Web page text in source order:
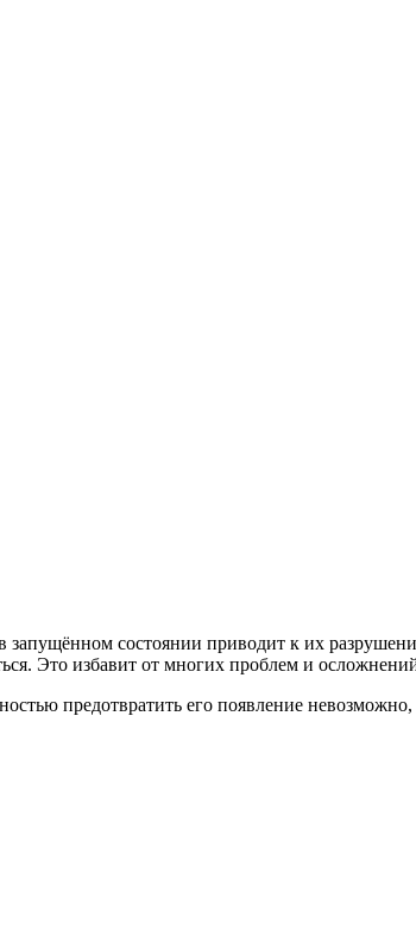
запущённом состоянии приводит к их
Это избавит от многих проблем и
предотвратить его появление